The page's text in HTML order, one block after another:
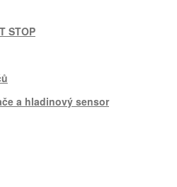
STOP
a hladinový sensor